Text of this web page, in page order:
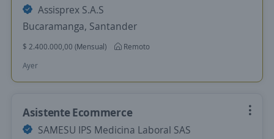
Assisprex S.A.S
Bucaramanga, Santander
$ 2.400.000,00 (Mensual)
Remoto
Ayer
Asistente Ecommerce
SAMESU IPS Medicina Laboral SAS